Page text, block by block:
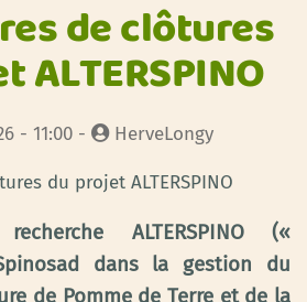
de clôtures
ALTERSPINO
- 11:00 - HerveLongy
ALTERSPINO («
dans la gestion du
de Pomme de Terre et de la